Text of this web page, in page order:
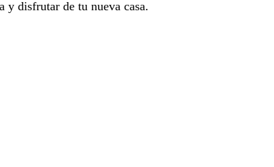
y disfrutar de tu nueva casa.